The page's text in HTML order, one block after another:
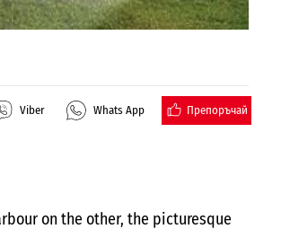
Viber Whats App Препоръчай
on the other, the picturesque